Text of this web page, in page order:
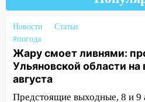
В
и проводят новое
16:35
В Ульяновске
девять бункеров для
мусора
Новости
Статьи
#погода
Жару смоет ливнями:
Ульяновской области
августа
Предстоящие выходные, 8 и 9